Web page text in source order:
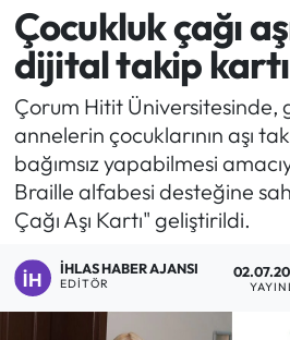
Çocukluk çağı
dijital takip
Çorum Hitit Üniversitesinde,
annelerin çocuklarının aşı
bağımsız yapabilmesi
Braille alfabesi desteğine
Çağı Aşı Kartı" geliştirildi.
İHLAS HABER AJANSI
EDITÖR
Bilgi - Keşfet Haberleri
Bilim ve Teknoloji
Boğazkale Haberleri
Çorum Haberleri
Dodurga Haberleri
Çorum Namaz Vakitleri
Çorum Trafik Yoğunluk
TFF 1.Lig Puan Durumu ve
Tüm Manşetler
Haber Arşivi